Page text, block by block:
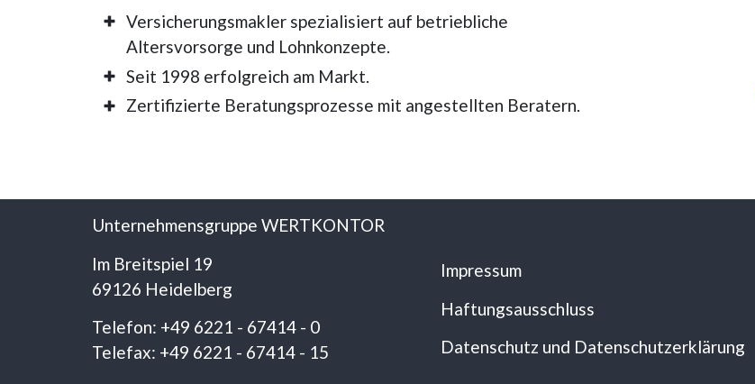
Versicherungsmakler spezialisiert auf betriebliche
Altersvorsorge und Lohnkonzepte.
Seit 1998 erfolgreich am Markt.
Zertifizierte Beratungsprozesse mit angestellten Beratern.
Unternehmensgruppe WERTKONTOR
Im Breitspiel 19
69126 Heidelberg
Telefon: +49 6221 - 67414 - 0
Telefax: +49 6221 - 67414 - 15
Impressum
Haftungsausschluss
Datenschutz und Datenschutzerklärung